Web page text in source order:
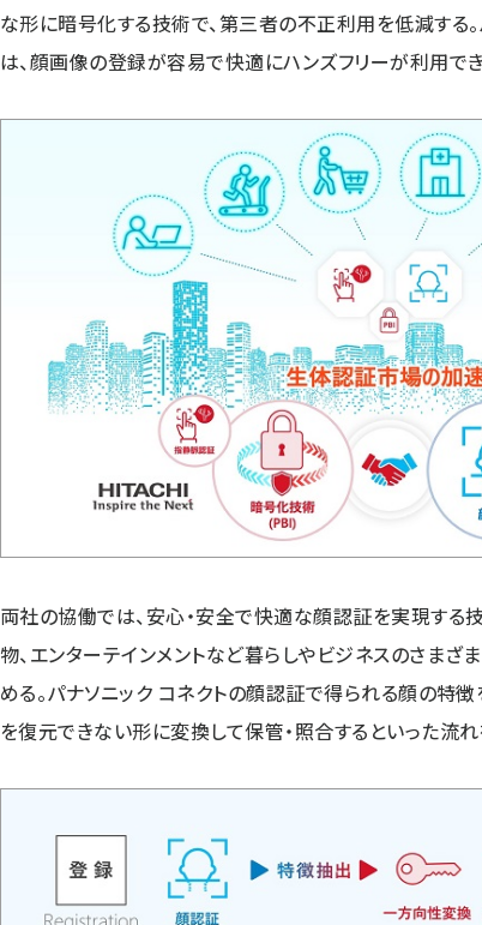
な形に暗号化する技術で、第三者の不正利用を低減する
は、顔画像の登録が容易で快適にハンズフリーが利用で
両社の協働では、安心・安全で快適な顔認証を実現する
物、エンターテインメントなど暮らしやビジネスのさま
める。パナソニック コネクトの顔認証で得られる顔の特
を復元できない形に変換して保管・照合するといった流れ